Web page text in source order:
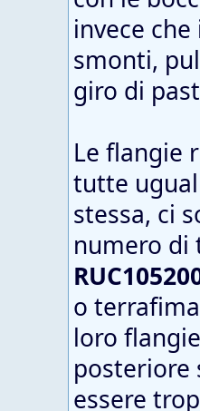
invece
smonti,
giro di
Le flangie
tutte
stessa, ci
numero
o
loro
posteriore
essere